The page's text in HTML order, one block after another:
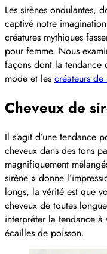
Les sirènes ondulantes,
captivé notre
créatures mythiques
pour femme. Nous
façons dont la tendance
mode et les créateurs de
Cheveux de
Il s’agit d’une tendance
cheveux dans des tons
magnifiquement
sirène » donne
longs, la vérité est que
cheveux de toutes
interpréter la tendance
écailles de poisson.